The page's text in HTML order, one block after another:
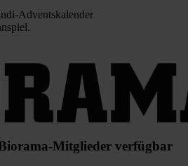
Adventskalender
Mitglieder verfügbar